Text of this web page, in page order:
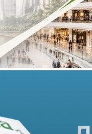
бургеры,
на основе авокадо.
рынок» площадью
уже почти пять
корт, так и
только при